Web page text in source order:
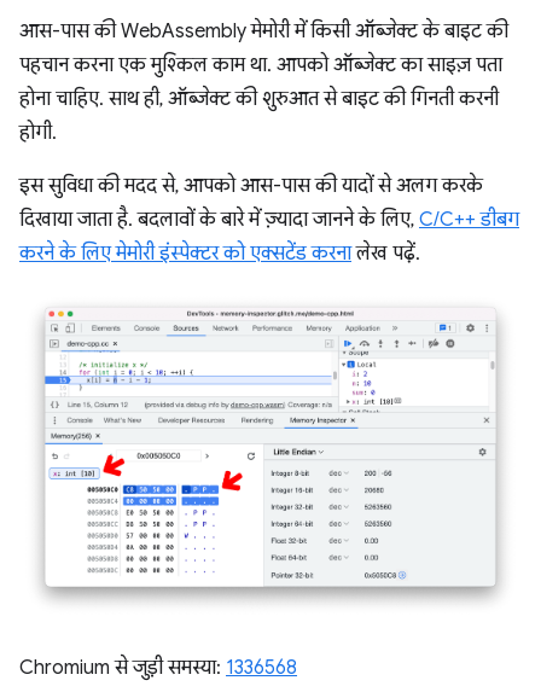
आस-पास की WebAssembly मेमोरी में किसी ऑब्जेक्ट के बाइट की
पहचान करना एक मुश्किल काम था. आपको ऑब्जेक्ट का साइज़ पता
होना चाहिए. साथ ही, ऑब्जेक्ट की शुरुआत से बाइट की गिनती करनी
होगी.
इस सुविधा की मदद से, आपको आस-पास की यादों से अलग करके
दिखाया जाता है. बदलावों के बारे में ज़्यादा जानने के लिए, C/C++ डीबग
करने के लिए मेमोरी इंस्पेक्टर को एक्सटेंड करनालेख पढ़ें.
Chromium से जुड़ी समस्या: 1336568